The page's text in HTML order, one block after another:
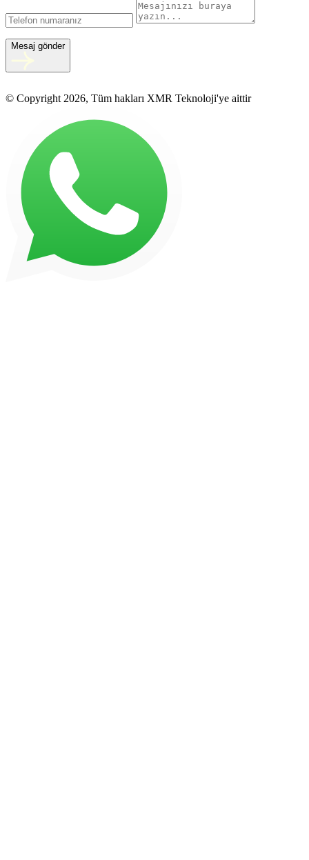
Mesaj gönder
© Copyright 2026, Tüm hakları XMR Teknoloji'ye aittir